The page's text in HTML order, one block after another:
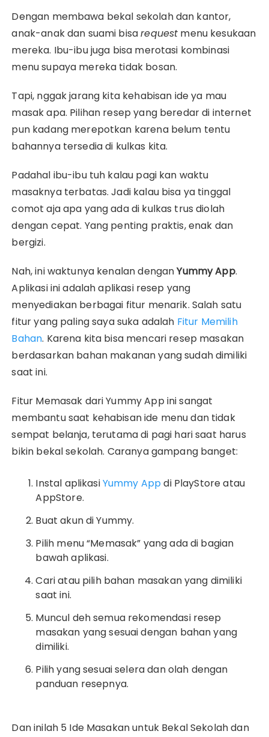
Dengan membawa bekal sekolah dan kantor,
anak-anak dan suami bisarequest menu kesukaan
mereka. Ibu-ibu juga bisa merotasi kombinasi
menu supaya mereka tidak bosan.
Tapi, nggak jarang kita kehabisan ide ya mau
masak apa. Pilihan resep yang beredar di internet
pun kadang merepotkan karena belum tentu
bahannya tersedia di kulkas kita.
Padahal ibu-ibu tuh kalau pagi kan waktu
masaknya terbatas. Jadi kalau bisa ya tinggal
comot aja apa yang ada di kulkas trus diolah
dengan cepat. Yang penting praktis, enak dan
bergizi.
Nah, ini waktunya kenalan denganYummy App.
Aplikasi ini adalah aplikasi resep yang
menyediakan berbagai fitur menarik. Salah satu
fitur yang paling saya suka adalah Fitur Memilih
Bahan. Karena kita bisa mencari resep masakan
berdasarkan bahan makanan yang sudah dimiliki
saat ini.
Fitur Memasak dari Yummy App ini sangat
membantu saat kehabisan ide menu dan tidak
sempat belanja, terutama di pagi hari saat harus
bikin bekal sekolah. Caranya gampang banget:
Instal aplikasiYummy Appdi PlayStore atau
AppStore.
Buat akun di Yummy.
Pilih menu “Memasak” yang ada di bagian
bawah aplikasi.
Cari atau pilih bahan masakan yang dimiliki
saat ini.
Muncul deh semua rekomendasi resep
masakan yang sesuai dengan bahan yang
dimiliki.
Pilih yang sesuai selera dan olah dengan
panduan resepnya.
Dan inilah 5 Ide Masakan untuk Bekal Sekolah dan